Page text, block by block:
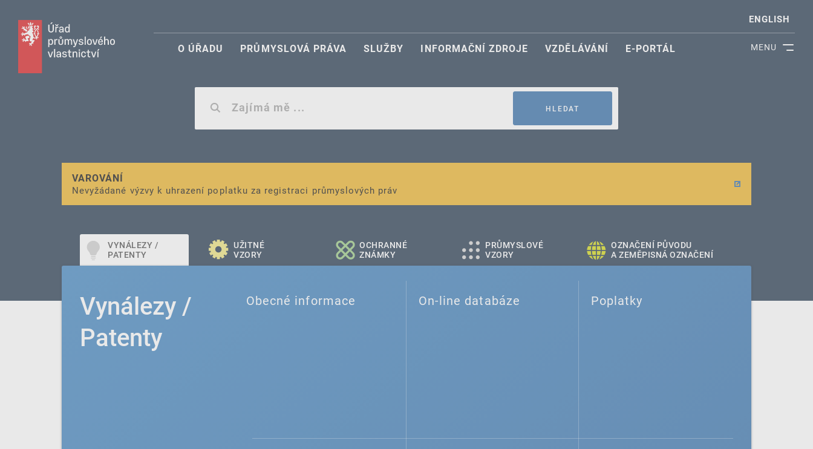
MENU
ENGLISH
O ÚŘADU PRŮMYSLOVÁ PRÁVA SLUŽBY INFORMAČNÍ ZDROJE VZDĚLÁVÁNÍ E-PORTÁL
HLEDAT
VAROVÁNÍ
Nevyžádané výzvy k uhrazení poplatku za registraci průmyslových práv
Finanční podpora
pro správu duševního vlastnictví pro malé a střední podniky
VYNÁLEZY /
PATENTY
UŽITNÉ
VZORY
OCHRANNÉ
ZNÁMKY
PRŮMYSLOVÉ
VZORY
OZNAČENÍ PŮVODU
A ZEMĚPISNÁ OZNAČENÍ
Vynálezy /
Patenty
Obecné informace On-line databáze Poplatky